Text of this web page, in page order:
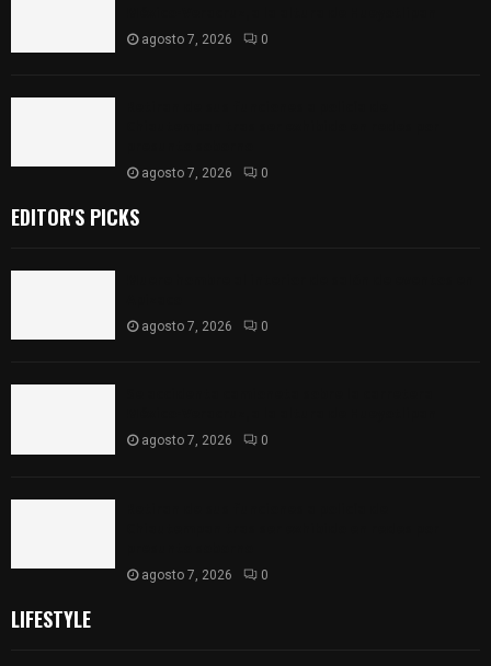
agosto 7, 2026 0
agosto 7, 2026 0
EDITOR'S PICKS
agosto 7, 2026 0
agosto 7, 2026 0
agosto 7, 2026 0
LIFESTYLE